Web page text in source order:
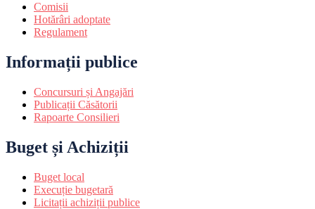
Comisii
Hotărâri adoptate
Regulament
Informații publice
Concursuri și Angajări
Publicații Căsătorii
Rapoarte Consilieri
Buget și Achiziții
Buget local
Execuție bugetară
Licitații achiziții publice